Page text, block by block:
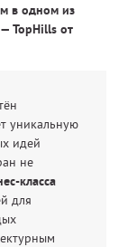
в одном из
TopHills от
уникальную
идей
не
класса
для